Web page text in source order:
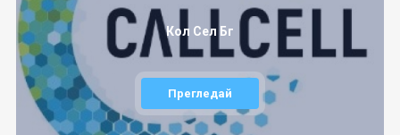
Кол Сел Бг
Прегледай